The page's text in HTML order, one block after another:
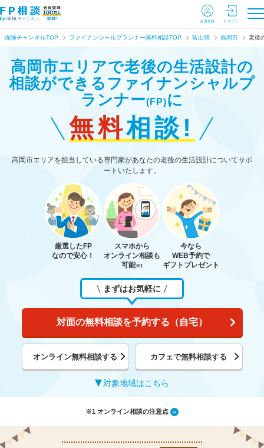
会員登録 ログイン
保険チャンネルTOP ファイナンシャルプランナー無料相談TOP 富山県 高岡市 老後
高岡市エリアで老後の生活設計の
相談ができる ファイナンシャルプ
ランナー(FP)に
無料相談!
高岡市エリアを担当している専門家があなたの老後の生活設計についてサポ
ートいたします。
厳選したFP
なので安心！
スマホから
オンライン相談も
可能※1
今なら
WEB予約で
ギフトプレゼント
まずはお気軽に
対面の無料相談を予約する（自宅）
オンライン無料相談する カフェで無料相談する
対象地域はこちら
※1 オンライン相談の注意点